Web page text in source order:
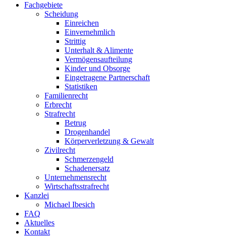
Fachgebiete
Scheidung
Einreichen
Einvernehmlich
Strittig
Unterhalt & Alimente
Vermögensaufteilung
Kinder und Obsorge
Eingetragene Partnerschaft
Statistiken
Familienrecht
Erbrecht
Strafrecht
Betrug
Drogenhandel
Körperverletzung & Gewalt
Zivilrecht
Schmerzengeld
Schadenersatz
Unternehmensrecht
Wirtschaftsstrafrecht
Kanzlei
Michael Ibesich
FAQ
Aktuelles
Kontakt